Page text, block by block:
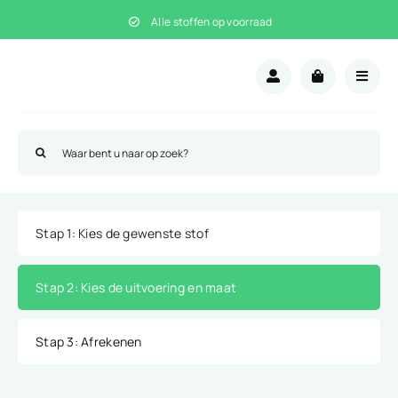
naar
Alle stoffen op voorraad
naar:
Stap 1: Kies de gewenste stof
Stap 2: Kies de uitvoering en maat
Stap 3: Afrekenen